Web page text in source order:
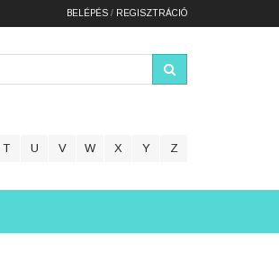
BELÉPÉS / REGISZTRÁCIÓ
T U V W X Y Z